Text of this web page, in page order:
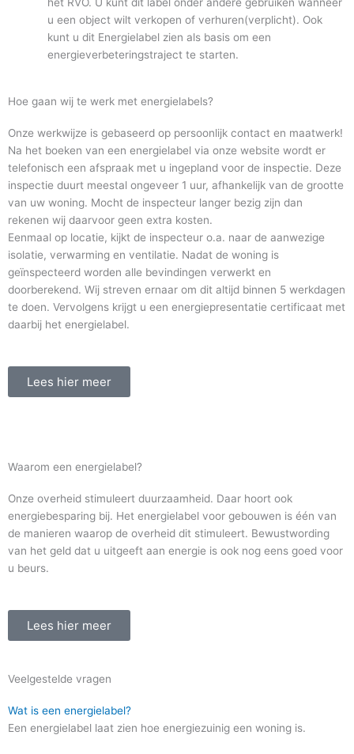
u een object wilt verkopen of verhuren(verplicht). Ook
kunt u dit Energielabel zien als basis om een
energieverbeteringstraject te starten.
Hoe gaan wij te werk met energielabels?
Onze werkwijze is gebaseerd op persoonlijk contact en maatwerk!
Na het boeken van een energielabel via onze website wordt er
telefonisch een afspraak met u ingepland voor de inspectie. Deze
inspectie duurt meestal ongeveer 1 uur, afhankelijk van de grootte
van uw woning. Mocht de inspecteur langer bezig zijn dan
rekenen wij daarvoor geen extra kosten.
Eenmaal op locatie, kijkt de inspecteur o.a. naar de aanwezige
isolatie, verwarming en ventilatie. Nadat de woning is
geïnspecteerd worden alle bevindingen verwerkt en
doorberekend. Wij streven ernaar om dit altijd binnen 5 werkdagen
te doen. Vervolgens krijgt u een energiepresentatie certificaat met
daarbij het energielabel.
Lees hier meer
Waarom een energielabel?
Onze overheid stimuleert duurzaamheid. Daar hoort ook
energiebesparing bij. Het energielabel voor gebouwen is één van
de manieren waarop de overheid dit stimuleert. Bewustwording
van het geld dat u uitgeeft aan energie is ook nog eens goed voor
u beurs.
Lees hier meer
Veelgestelde vragen
Wat is een energielabel?
Een energielabel laat zien hoe energiezuinig een woning is.